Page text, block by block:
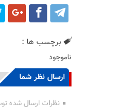
برچسب ها :
ناموجود
ارسال نظر شما
نظرات ارسال شده